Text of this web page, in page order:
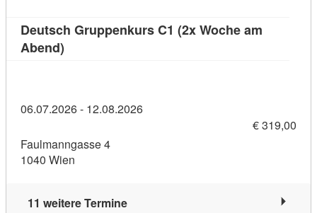
Deutsch Gruppenkurs C1 (2x Woche am
Abend)
06.07.2026 - 12.08.2026
€ 319,00
Faulmanngasse 4
1040 Wien
11 weitere Termine